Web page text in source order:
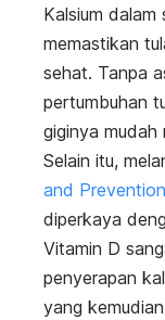
Kalsium
memastikan
sehat. Tanpa
pertumbuhan
giginya mudah
Selain itu,
and Prevention
diperkaya
Vitamin D
penyerapan
yang